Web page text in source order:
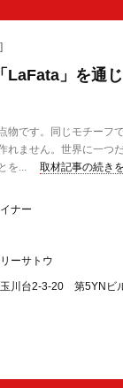
LaFata」を通
です。同じモチーフ
れません。世界に一つ
を...
取材記事の続き
ナー
ーサトウ
川台2-3-20 第5YNビ